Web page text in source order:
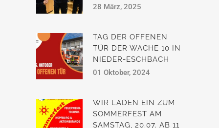
28 März, 2025
TAG DER OFFENEN
TÜR DER WACHE 10 IN
NIEDER-ESCHBACH
01 Oktober, 2024
WIR LADEN EIN ZUM
SOMMERFEST AM
SAMSTAG, 20.07. AB 11